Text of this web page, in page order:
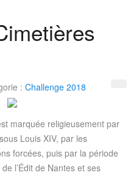
: Challenge 2018
marquée religieusement par
Louis XIV, par les
forcées, puis par la période
l’Édit de Nantes et ses